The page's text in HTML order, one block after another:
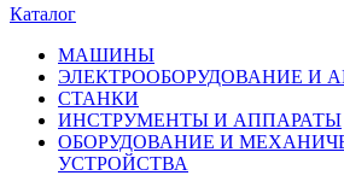
Каталог
МАШИНЫ
ЭЛЕКТРООБОРУДОВАНИЕ И
СТАНКИ
ИНСТРУМЕНТЫ И АППАРАТЫ
ОБОРУДОВАНИЕ И
УСТРОЙСТВА